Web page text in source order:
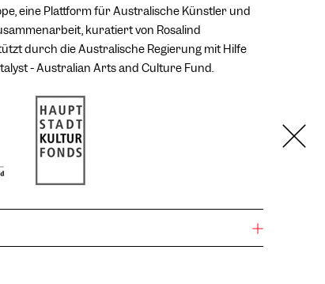
eine Plattform für Australische Künstler und
kuratiert von Rosalind
durch die Australische Regierung mit Hilfe
- Australian Arts and Culture Fund.